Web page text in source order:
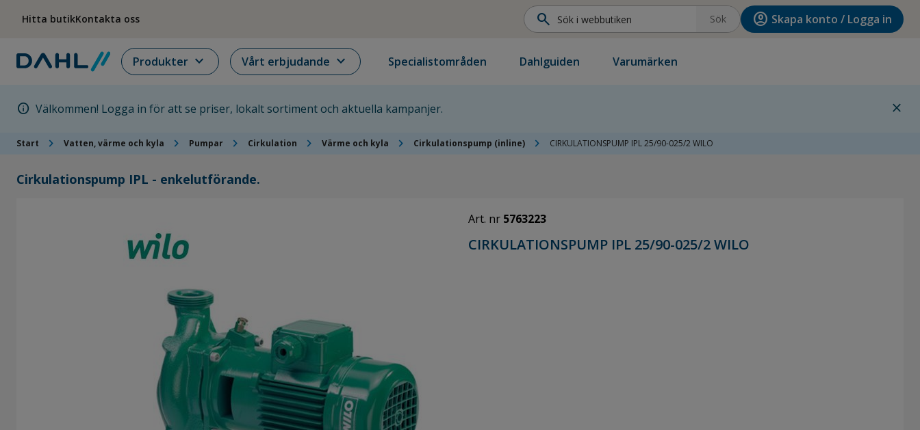
Hitta butikKontakta oss search Sök account_circle Skapa konto / Logga in
Produkter expand_more Vårt erbjudande expand_more Specialistområden Dahlguiden Varumärken
info Välkommen! Logga in för att se priser, lokalt sortiment och aktuella kampanjer. close
Start chevron_right Vatten, värme och kyla chevron_right Pumpar chevron_right Cirkulation chevron_right Värme och kyla chevron_right Cirkulationspump (inline) chevron_right CIRKULATIONSPUMP IPL 25/90-025/2 WILO
Cirkulationspump IPL - enkelutförande.
Art. nr 5763223
CIRKULATIONSPUMP IPL 25/90-025/2 WILO